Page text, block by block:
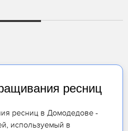
ресниц
ресниц в Домодедове -
используемый в